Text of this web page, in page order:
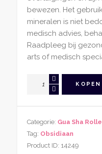
bewezen. Het
mineralen is niet
medisch advies,
Raadpleeg bij
arts of medisch
Obsidiaan
Bloem
aantal
KOPEN
Categorie: Gua Sha
Tag: Obsidiaan
Product ID: 14249